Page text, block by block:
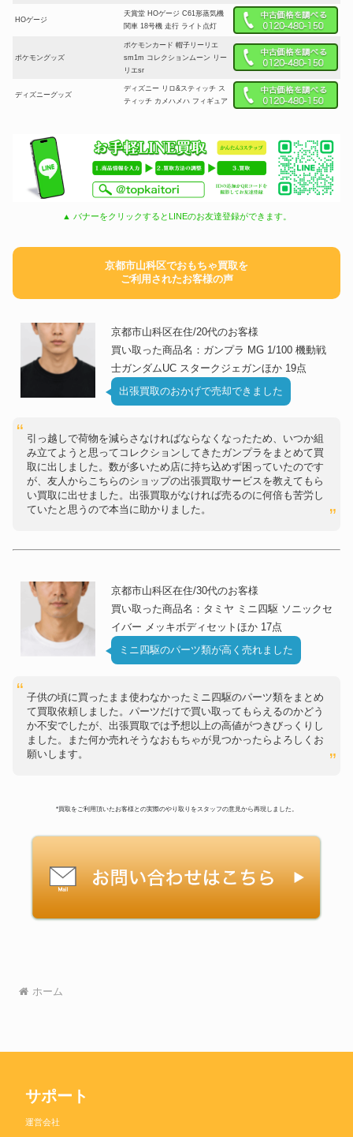
HOゲージ
天賞堂 HOゲージ C61形蒸気機
関車 18号機 走行 ライト点灯
ポケモングッズ
ポケモンカード 帽子リーリエ
sm1m コレクションムーン リー
リエsr
ディズニーグッズ
ディズニー リロ&スティッチ ス
ティッチ カメハメハ フィギュア
▲ バナーをクリックするとLINEのお友達登録ができます。
京都市山科区でおもちゃ買取を
ご利用されたお客様の声
京都市山科区在住/20代のお客様
買い取った商品名：ガンプラ MG 1/100 機動戦
士ガンダムUC スタークジェガンほか 19点
出張買取のおかげで売却できました
引っ越しで荷物を減らさなければならなくなったため、いつか組
み立てようと思ってコレクションしてきたガンプラをまとめて買
取に出しました。数が多いため店に持ち込めず困っていたのです
が、友人からこちらのショップの出張買取サービスを教えてもら
い買取に出せました。出張買取がなければ売るのに何倍も苦労し
ていたと思うので本当に助かりました。
京都市山科区在住/30代のお客様
買い取った商品名：タミヤ ミニ四駆 ソニックセ
イバー メッキボディセットほか 17点
ミニ四駆のパーツ類が高く売れました
子供の頃に買ったまま使わなかったミニ四駆のパーツ類をまとめ
て買取依頼しました。パーツだけで買い取ってもらえるのかどう
か不安でしたが、出張買取では予想以上の高値がつきびっくりし
ました。また何か売れそうなおもちゃが見つかったらよろしくお
願いします。
*買取をご利用頂いたお客様との実際のやり取りをスタッフの意見から再現しました。
ホーム
サポート
運営会社